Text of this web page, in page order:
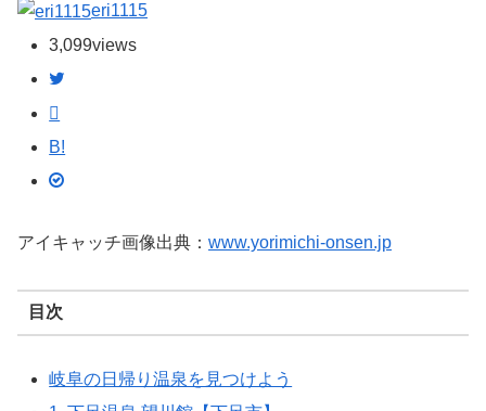
eri1115
3,099views
B!
アイキャッチ画像出典： www.yorimichi-onsen.jp
目次
岐阜の日帰り温泉を見つけよう